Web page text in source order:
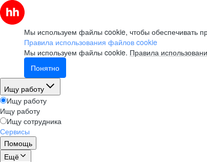
Мы используем файлы cookie, чтобы обеспечивать
Правила использования файлов cookie
Мы используем файлы cookie. Правила
Понятно
Ищу работу
Ищу работу
Ищу работу
Ищу сотрудника
Сервисы
Помощь
Ещё